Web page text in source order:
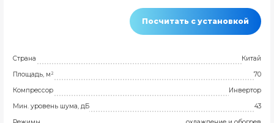
Посчитать с установкой
Страна
Китай
Площадь, м²
70
Компрессор
Инвертор
Мин. уровень шума, дБ
43